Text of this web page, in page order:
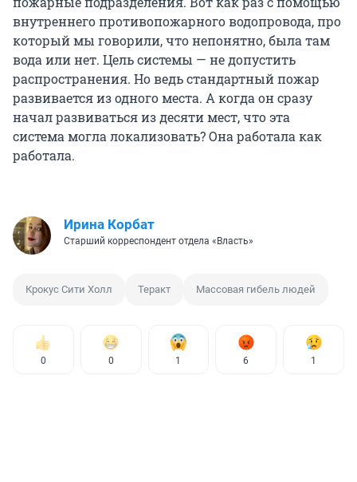
внутреннего противопожарного водопровода, про
который мы говорили, что непонятно, была там
вода или нет. Цель системы — не допустить
распространения. Но ведь стандартный пожар
развивается из одного места. А когда он сразу
начал развиваться из десяти мест, что эта
система могла локализовать? Она работала как
работала.
Иpина Корбат
Старший корреспондент отдела «Власть»
Крокус Сити Холл Теракт Массовая гибель людей
0 0 1 6 1